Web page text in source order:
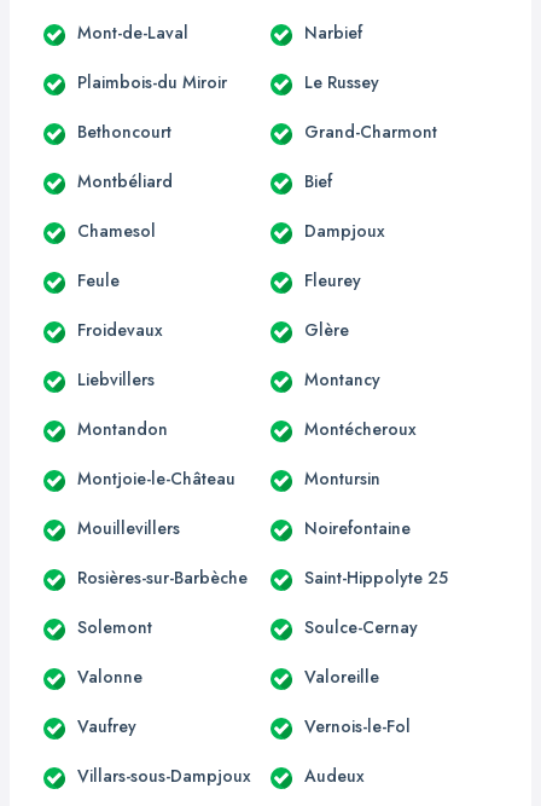
Mont-de-Laval Narbief
Plaimbois-du Miroir Le Russey
Bethoncourt Grand-Charmont
Montbéliard Bief
Chamesol Dampjoux
Feule Fleurey
Froidevaux Glère
Liebvillers Montancy
Montandon Montécheroux
Montjoie-le-Château Montursin
Mouillevillers Noirefontaine
Rosières-sur-Barbèche Saint-Hippolyte 25
Solemont Soulce-Cernay
Valonne Valoreille
Vaufrey Vernois-le-Fol
Villars-sous-Dampjoux Audeux